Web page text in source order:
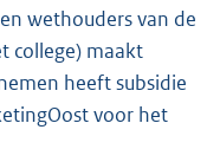
6
b
wethouders van de
college) maakt
heeft subsidie
voor het